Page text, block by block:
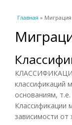
Вы здесь
Главная » Миграция
классификаций
основаниям,
Классификации
зависимости от